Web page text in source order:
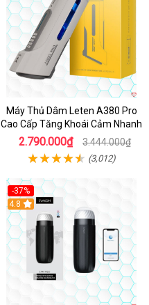
Máy Thủ Dâm Leten A380 Pro
Cao Cấp Tăng Khoái Cảm Nhanh
2.790.000₫ 3.444.000₫
(3,012)
-37%
4.8